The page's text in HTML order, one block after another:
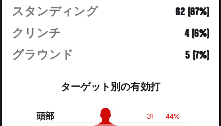
スタンディング
62 (87%)
クリンチ
4 (6%)
グラウンド
5 (7%)
ターゲット別の有効打
44%
31
頭部